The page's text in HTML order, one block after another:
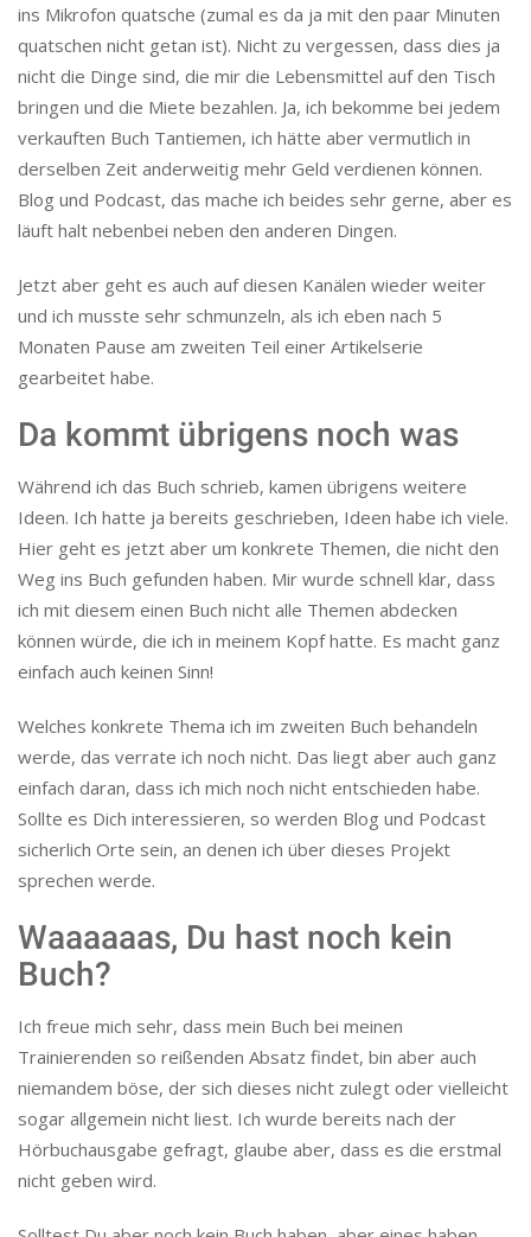
ins Mikrofon quatsche (zumal es da ja mit den paar Minuten
quatschen nicht getan ist). Nicht zu vergessen, dass dies ja
nicht die Dinge sind, die mir die Lebensmittel auf den Tisch
bringen und die Miete bezahlen. Ja, ich bekomme bei jedem
verkauften Buch Tantiemen, ich hätte aber vermutlich in
derselben Zeit anderweitig mehr Geld verdienen können.
Blog und Podcast, das mache ich beides sehr gerne, aber es
läuft halt nebenbei neben den anderen Dingen.
Jetzt aber geht es auch auf diesen Kanälen wieder weiter
und ich musste sehr schmunzeln, als ich eben nach 5
Monaten Pause am zweiten Teil einer Artikelserie
gearbeitet habe.
Da kommt übrigens noch was
Während ich das Buch schrieb, kamen übrigens weitere
Ideen. Ich hatte ja bereits geschrieben, Ideen habe ich viele.
Hier geht es jetzt aber um konkrete Themen, die nicht den
Weg ins Buch gefunden haben. Mir wurde schnell klar, dass
ich mit diesem einen Buch nicht alle Themen abdecken
können würde, die ich in meinem Kopf hatte. Es macht ganz
einfach auch keinen Sinn!
Welches konkrete Thema ich im zweiten Buch behandeln
werde, das verrate ich noch nicht. Das liegt aber auch ganz
einfach daran, dass ich mich noch nicht entschieden habe.
Sollte es Dich interessieren, so werden Blog und Podcast
sicherlich Orte sein, an denen ich über dieses Projekt
sprechen werde.
Waaaaaas, Du hast noch kein
Buch?
Ich freue mich sehr, dass mein Buch bei meinen
Trainierenden so reißenden Absatz findet, bin aber auch
niemandem böse, der sich dieses nicht zulegt oder vielleicht
sogar allgemein nicht liest. Ich wurde bereits nach der
Hörbuchausgabe gefragt, glaube aber, dass es die erstmal
nicht geben wird.